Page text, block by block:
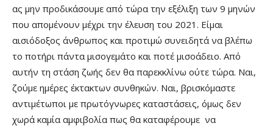
ας μην προδικάσουμε από τώρα την εξέλιξη των 9 μηνών
που απομένουν μέχρι την έλευση του 2021. Είμαι
αισιόδοξος άνθρωπος και προτιμώ συνειδητά να βλέπω
το ποτήρι πάντα μισογεμάτο και ποτέ μισοάδειο. Από
αυτήν τη στάση ζωής δεν θα παρεκκλίνω ούτε τώρα. Ναι,
ζούμε ημέρες έκτακτων συνθηκών. Ναι, βρισκόμαστε
αντιμέτωποι με πρωτόγνωρες καταστάσεις, όμως δεν
χωρά καμία αμφιβολία πως θα καταφέρουμε να